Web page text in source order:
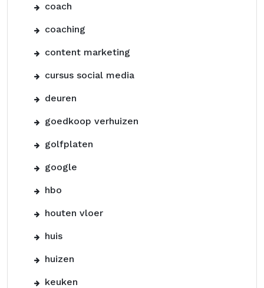
coach
coaching
content marketing
cursus social media
deuren
goedkoop verhuizen
golfplaten
google
hbo
houten vloer
huis
huizen
keuken